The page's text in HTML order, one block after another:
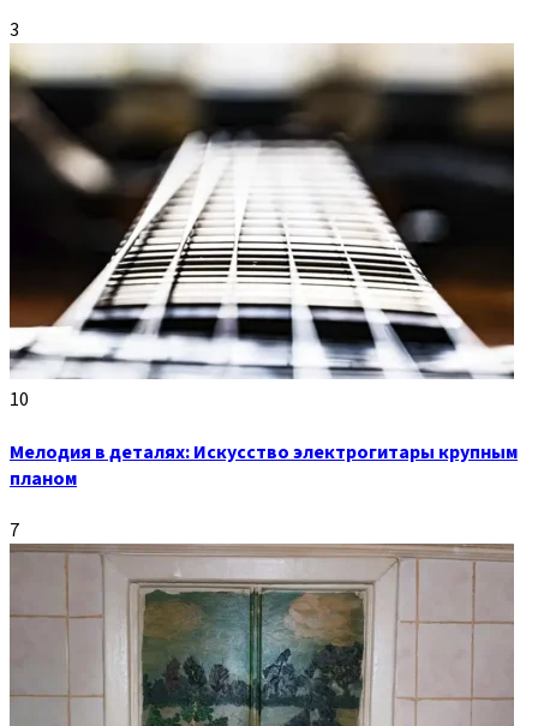
3
10
Мелодия в деталях: Искусство электрогитары крупным
планом
7